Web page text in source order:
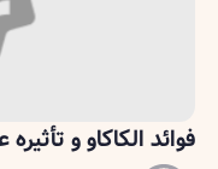
فوائد الكاكاو و